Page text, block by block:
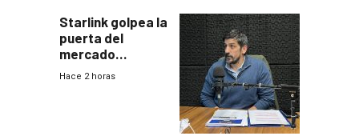
Starlink golpea la
puerta del
mercado
uruguayo y Antel
Hace 2 horas